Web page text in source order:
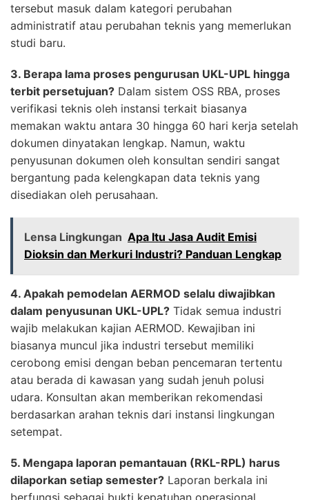
tersebut masuk dalam kategori perubahan
administratif atau perubahan teknis yang memerlukan
studi baru.
3. Berapa lama proses pengurusan UKL-UPL hingga
terbit persetujuan? Dalam sistem OSS RBA, proses
verifikasi teknis oleh instansi terkait biasanya
memakan waktu antara 30 hingga 60 hari kerja setelah
dokumen dinyatakan lengkap. Namun, waktu
penyusunan dokumen oleh konsultan sendiri sangat
bergantung pada kelengkapan data teknis yang
disediakan oleh perusahaan.
Lensa Lingkungan Apa Itu Jasa Audit Emisi
Dioksin dan Merkuri Industri? Panduan Lengkap
4. Apakah pemodelan AERMOD selalu diwajibkan
dalam penyusunan UKL-UPL? Tidak semua industri
wajib melakukan kajian AERMOD. Kewajiban ini
biasanya muncul jika industri tersebut memiliki
cerobong emisi dengan beban pencemaran tertentu
atau berada di kawasan yang sudah jenuh polusi
udara. Konsultan akan memberikan rekomendasi
berdasarkan arahan teknis dari instansi lingkungan
setempat.
5. Mengapa laporan pemantauan (RKL-RPL) harus
dilaporkan setiap semester? Laporan berkala ini
berfungsi sebagai bukti kepatuhan operasional